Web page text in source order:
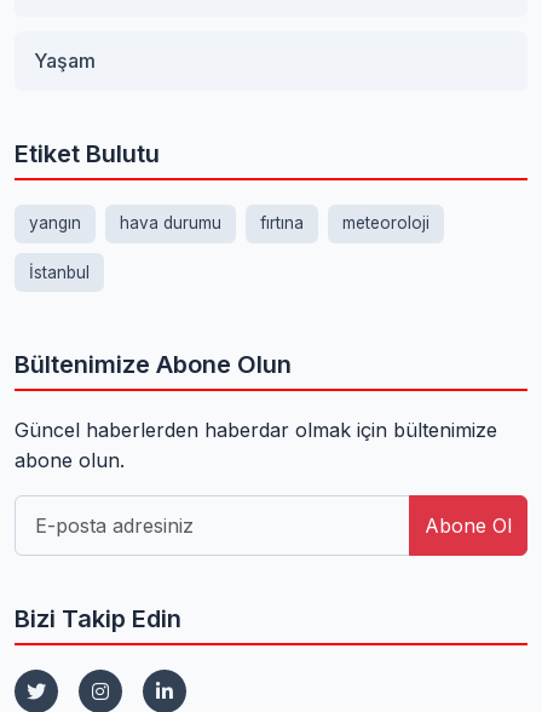
Yaşam
Etiket Bulutu
yangın hava durumu fırtına meteoroloji
İstanbul
Bültenimize Abone Olun
Güncel haberlerden haberdar olmak için bültenimize
abone olun.
Abone Ol
Bizi Takip Edin